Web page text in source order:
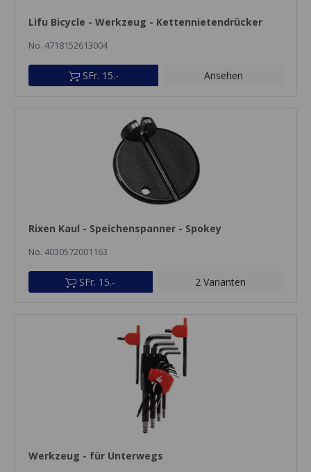
Lifu Bicycle - Werkzeug - Kettennietendrücker
No. 4718152613004
SFr. 15.- Ansehen
Rixen Kaul - Speichenspanner - Spokey
No. 4030572001163
SFr. 15.- 2 Varianten
Werkzeug - für Unterwegs